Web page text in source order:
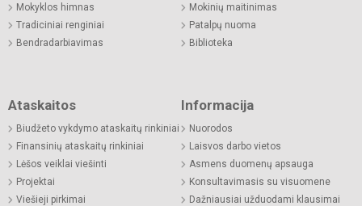
Mokyklos himnas
Tradiciniai renginiai
Bendradarbiavimas
Mokinių maitinimas
Patalpų nuoma
Biblioteka
Ataskaitos
Biudžeto vykdymo ataskaitų rinkiniai
Finansinių ataskaitų rinkiniai
Lėšos veiklai viešinti
Projektai
Viešieji pirkimai
Informacija
Nuorodos
Laisvos darbo vietos
Asmens duomenų apsauga
Konsultavimasis su visuomene
Dažniausiai užduodami klausimai